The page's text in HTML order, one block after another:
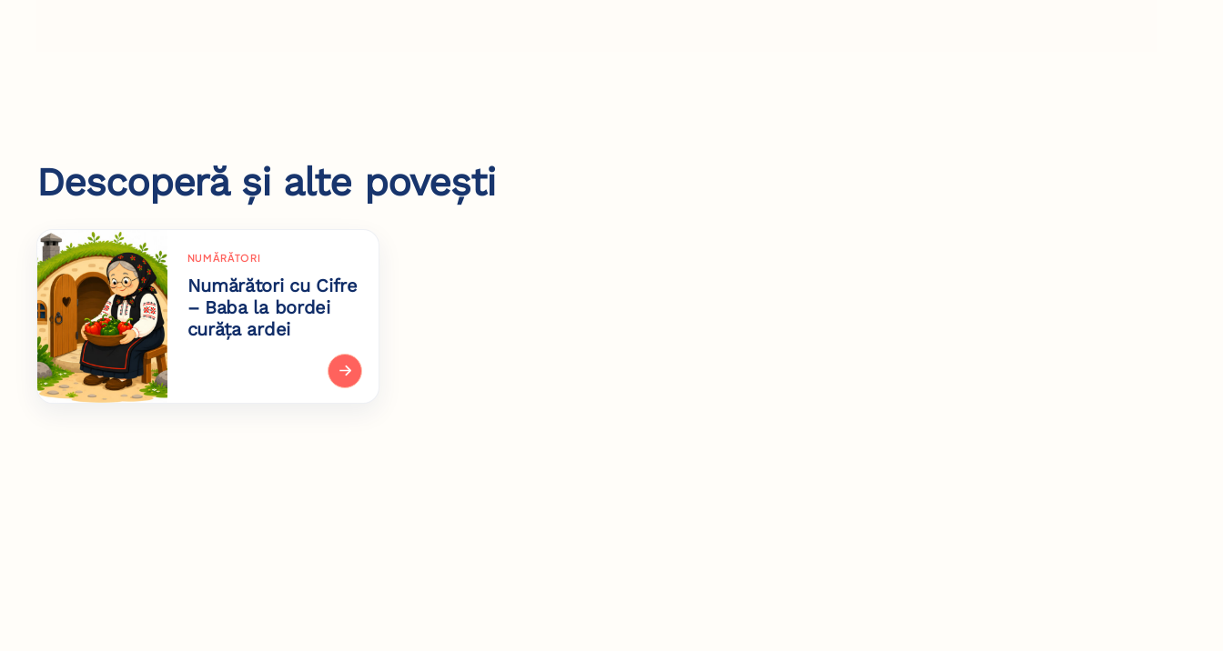
Descoperă și alte povești
NUMĂRĂTORI
Numărători cu Cifre
– Baba la bordei
curăța ardei